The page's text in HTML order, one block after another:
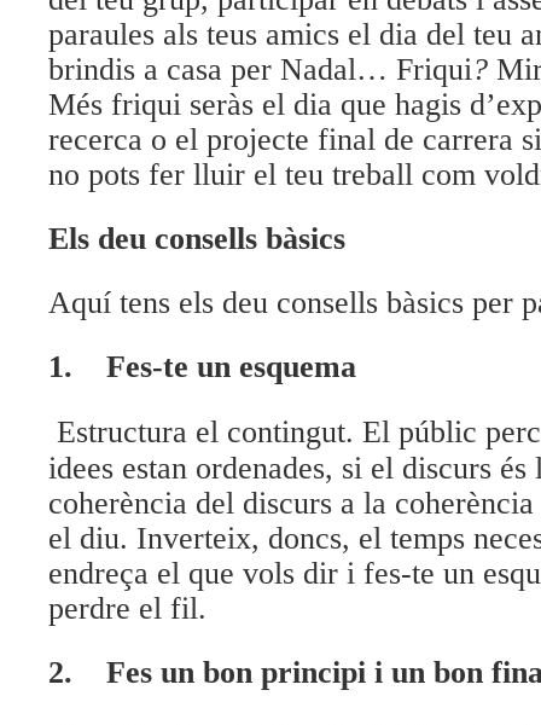
paraules als teus amics el dia del teu
brindis a casa per Nadal… Friqui?
Més friqui seràs el dia que hagis
recerca o el projecte final de carrera
no pots fer lluir el teu treball com
Els deu consells bàsics
Aquí tens els deu consells bàsics per
1. Fes-te un esquema
Estructura el contingut. El públic
idees estan ordenades, si el discurs
coherència del discurs a la
el diu. Inverteix, doncs, el temps
endreça el que vols dir i fes-te un
perdre el fil.
2. Fes un bon principi i un bon